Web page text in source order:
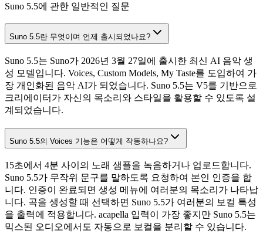
Suno 5.5에 관한 일반적인 질문
Suno 5.5란 무엇이며 언제 출시되었나요?
Suno 5.5는 Suno가 2026년 3월 27일에 출시한 최신 AI 음악 생
성 모델입니다. Voices, Custom Models, My Taste를 도입하여 가
장 개인화된 음악 AI가 되었습니다. Suno 5.5는 V5를 기반으로
크리에이터가 자신의 목소리와 스타일을 활용할 수 있도록 설
계되었습니다.
Suno 5.5의 Voices 기능은 어떻게 작동하나요?
15초에서 4분 사이의 노래 샘플을 녹음하거나 업로드합니다.
Suno 5.5가 무작위 문구를 말하도록 요청하여 본인 인증을 합
니다. 인증이 완료되면 생성 메뉴에 여러분의 목소리가 나타납
니다. 곡을 생성할 때 선택하면 Suno 5.5가 여러분의 보컬 특성
을 출력에 적용합니다. acapella 입력이 가장 좋지만 Suno 5.5는
믹스된 오디오에서도 자동으로 보컬을 분리할 수 있습니다.